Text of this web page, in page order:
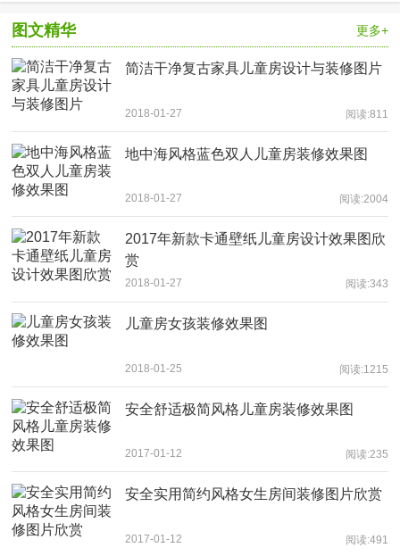
图文精华 更多+
简洁干净复古家具儿童房设计与装修图片
2018-01-27 阅读:811
地中海风格蓝色双人儿童房装修效果图
2018-01-27 阅读:2004
2017年新款卡通壁纸儿童房设计效果图欣
赏
2018-01-27 阅读:343
儿童房女孩装修效果图
2018-01-25 阅读:1215
安全舒适极简风格儿童房装修效果图
2017-01-12 阅读:235
安全实用简约风格女生房间装修图片欣赏
2017-01-12 阅读:491